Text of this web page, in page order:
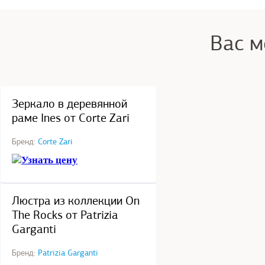
Вас
Зеркало в деревянной
раме Ines от Corte Zari
Бренд: Corte Zari
Узнать цену
Люстра из коллекции On
The Rocks от Patrizia
Garganti
Бренд: Patrizia Garganti